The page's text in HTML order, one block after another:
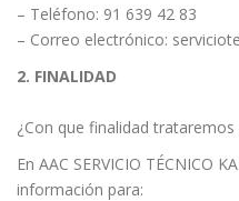
– Teléfono: 91 639 42 83
– Correo electrónico:
2. FINALIDAD
¿Con que finalidad
En AAC SERVICIO TÉCNICO
información para: